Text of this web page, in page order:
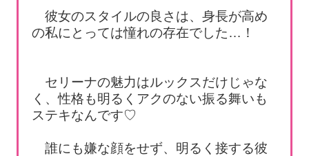
彼女のスタイルの良さは、身長が高め
の私にとっては憧れの存在でした…！
セリーナの魅力はルックスだけじゃな
く、性格も明るくアクのない振る舞いも
ステキなんです♡
誰にも嫌な顔をせず、明るく接する彼